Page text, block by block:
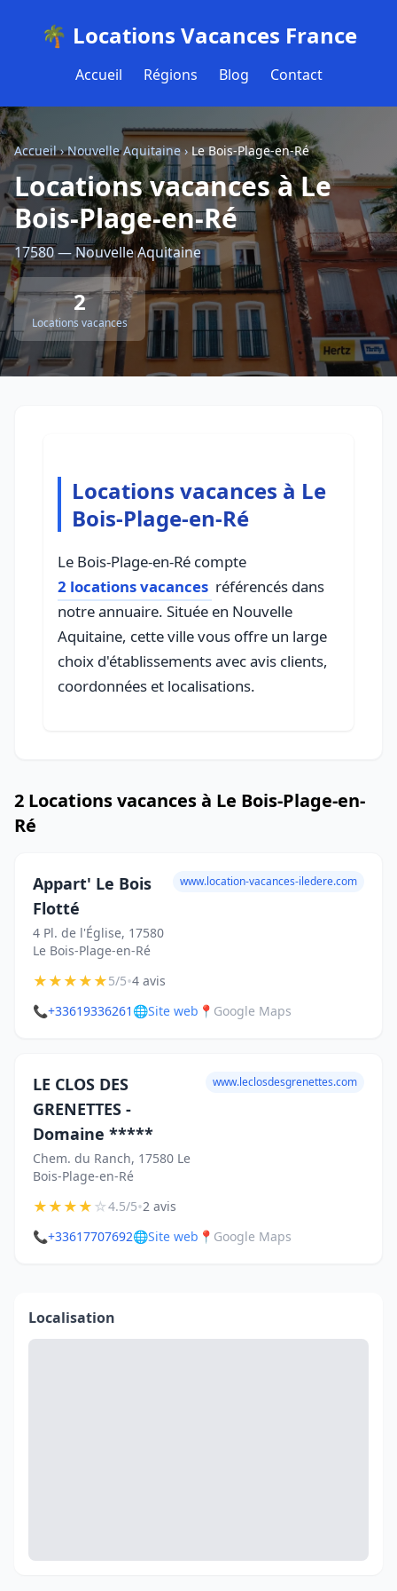
🌴 Locations Vacances France
Accueil Régions Blog Contact
Accueil›Nouvelle Aquitaine› Le Bois-Plage-en-Ré
Locations vacances à Le
Bois-Plage-en-Ré
17580 — Nouvelle Aquitaine
2
Locations vacances
Locations vacances à Le
Bois-Plage-en-Ré
Le Bois-Plage-en-Ré compte
2 locations vacances référencés dans
notre annuaire. Située en Nouvelle
Aquitaine, cette ville vous offre un large
choix d'établissements avec avis clients,
coordonnées et localisations.
2 Locations vacances à Le Bois-Plage-en-
Ré
Appart' Le Bois
Flotté
4 Pl. de l'Église, 17580
Le Bois-Plage-en-Ré
www.location-vacances-iledere.com
★★★★★5/5•4 avis
📞+33619336261 🌐Site web 📍 Google Maps
LE CLOS DES
GRENETTES -
Domaine *****
Chem. du Ranch, 17580 Le
Bois-Plage-en-Ré
www.leclosdesgrenettes.com
★★★★☆4.5/5•2 avis
📞+33617707692🌐Site web 📍 Google Maps
Localisation